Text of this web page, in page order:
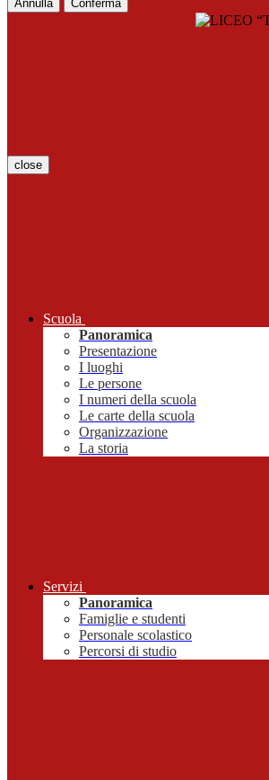
Annulla Conferma
close
Scuola
Panoramica
Presentazione
I luoghi
Le persone
I numeri della scuola
Le carte della scuola
Organizzazione
La storia
Servizi
Panoramica
Famiglie e studenti
Personale scolastico
Percorsi di studio